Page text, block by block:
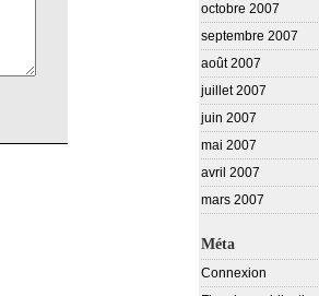
octobre 2007
septembre 2007
août 2007
juillet 2007
juin 2007
mai 2007
avril 2007
mars 2007
Méta
Connexion